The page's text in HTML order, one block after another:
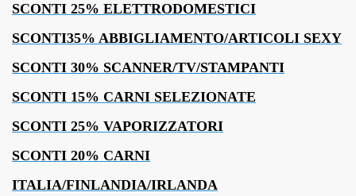
SCONTI 25% ELETTRODOMESTICI
SCONTI35% ABBIGLIAMENTO/ARTICOLI SEXY
SCONTI 30% SCANNER/TV/STAMPANTI
SCONTI 15% CARNI SELEZIONATE
SCONTI 25% VAPORIZZATORI
SCONTI 20% CARNI
ITALIA/FINLANDIA/IRLANDA